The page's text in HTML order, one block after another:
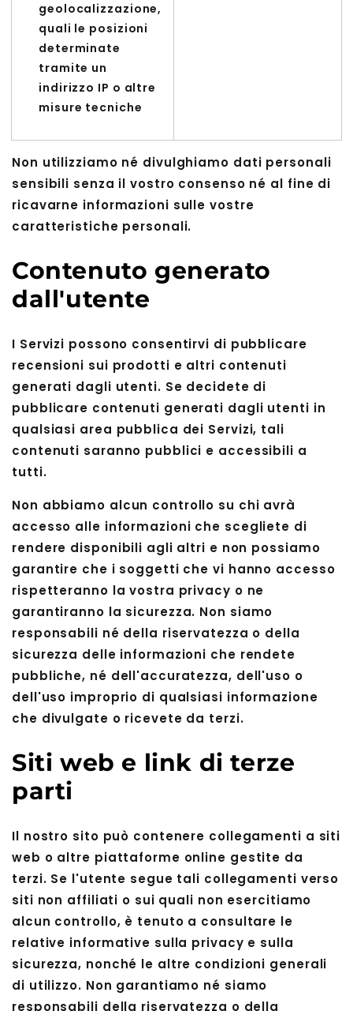
geolocalizzazione,
quali le posizioni
determinate
tramite un
indirizzo IP o altre
misure tecniche
Non utilizziamo né divulghiamo dati personali
sensibili senza il vostro consenso né al fine di
ricavarne informazioni sulle vostre
caratteristiche personali.
Contenuto generato
dall'utente
I Servizi possono consentirvi di pubblicare
recensioni sui prodotti e altri contenuti
generati dagli utenti. Se decidete di
pubblicare contenuti generati dagli utenti in
qualsiasi area pubblica dei Servizi, tali
contenuti saranno pubblici e accessibili a
tutti.
Non abbiamo alcun controllo su chi avrà
accesso alle informazioni che scegliete di
rendere disponibili agli altri e non possiamo
garantire che i soggetti che vi hanno accesso
rispetteranno la vostra privacy o ne
garantiranno la sicurezza. Non siamo
responsabili né della riservatezza o della
sicurezza delle informazioni che rendete
pubbliche, né dell'accuratezza, dell'uso o
dell'uso improprio di qualsiasi informazione
che divulgate o ricevete da terzi.
Siti web e link di terze
parti
Il nostro sito può contenere collegamenti a siti
web o altre piattaforme online gestite da
terzi. Se l'utente segue tali collegamenti verso
siti non affiliati o sui quali non esercitiamo
alcun controllo, è tenuto a consultare le
relative informative sulla privacy e sulla
sicurezza, nonché le altre condizioni generali
di utilizzo. Non garantiamo né siamo
responsabili della riservatezza o della